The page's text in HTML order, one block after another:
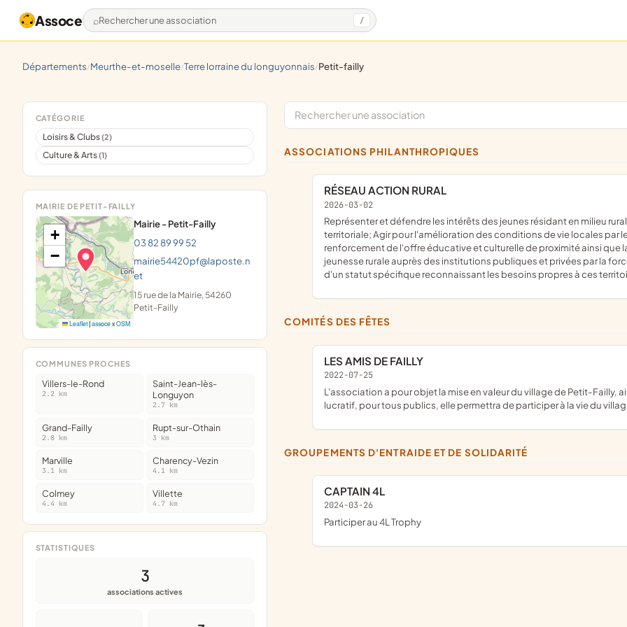
Assoce Rechercher une association /
départements/ meurthe-et-moselle/ terre lorraine du longuyonnais/ petit-failly
CATÉGORIE
Loisirs & Clubs(2)
Culture & Arts(1)
STATISTIQUES
3
associations actives
ASSOCIATIONS PHILANTHROPIQUES
RÉSEAU ACTION RURAL
2026-03-02
représenter et défendre les intérêts des jeunes résidant en milieu rural afin de promouvoir l'égalité réelle des chances et l'équité
territoriale; Agir pour l'amélioration des conditions de vie locales
renforcement de l'offre éducative et culturelle de proximité ainsi que
jeunesse rurale auprès des institutions publiques et privées par la
d'un statut spécifique reconnaissant les besoins propres à ces
COMITÉS DES FÊTES
LES AMIS DE FAILLY
2022-07-25
l'association a pour objet la mise en valeur du village de Petit-Failly, ainsi que son animation festive et culturelle et sportive. A but non
lucratif, pour tous publics, elle permettra de participer à la vie du
GROUPEMENTS D'ENTRAIDE ET DE SOLIDARITÉ
CAPTAIN 4L
2024-03-26
participer au 4L Trophy
MAIRIE DE PETIT-FAILLY
+
−
Leaflet|assocexOSM
Mairie - Petit-Failly
03 82 89 99 52
mairie54420pf@laposte.n
et
15 rue de la Mairie, 54260
Petit-Failly
COMMUNES PROCHES
Villers-le-Rond
2.2 km
Saint-Jean-lès-
Longuyon
2.7 km
Grand-Failly
2.8 km
Rupt-sur-Othain
3 km
Marville
3.1 km
Charency-Vezin
4.1 km
Colmey
4.4 km
Villette
4.7 km